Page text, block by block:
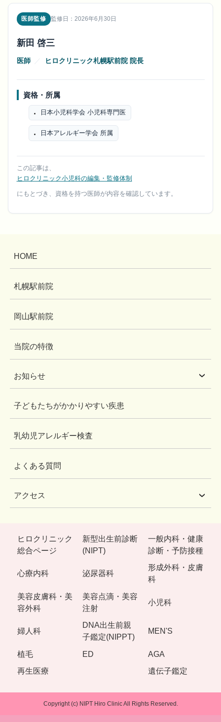
医師監修 監修日：2026年6月30日
新田 啓三
医師 ／ ヒロクリニック札幌駅前院 院長
資格・所属
日本小児科学会 小児科専門医
日本アレルギー学会 所属
この記事は、
ヒロクリニック小児科の編集・監修体制
にもとづき、資格を持つ医師が内容を確認しています。
HOME
札幌駅前院
岡山駅前院
当院の特徴
お知らせ
子どもたちがかかりやすい疾患
乳幼児アレルギー検査
よくある質問
アクセス
ヒロクリニック
総合ページ
新型出生前診断
(NIPT)
一般内科・健康
診断・予防接種
心療内科 泌尿器科
形成外科・皮膚
科
美容皮膚科・美
容外科
美容点滴・美容
注射
小児科
婦人科
DNA出生前親
子鑑定(NIPPT)
MEN'S
植毛 ED AGA
再生医療 遺伝子鑑定
Copyright (c) NIPT Hiro Clinic All Rights Reserved.